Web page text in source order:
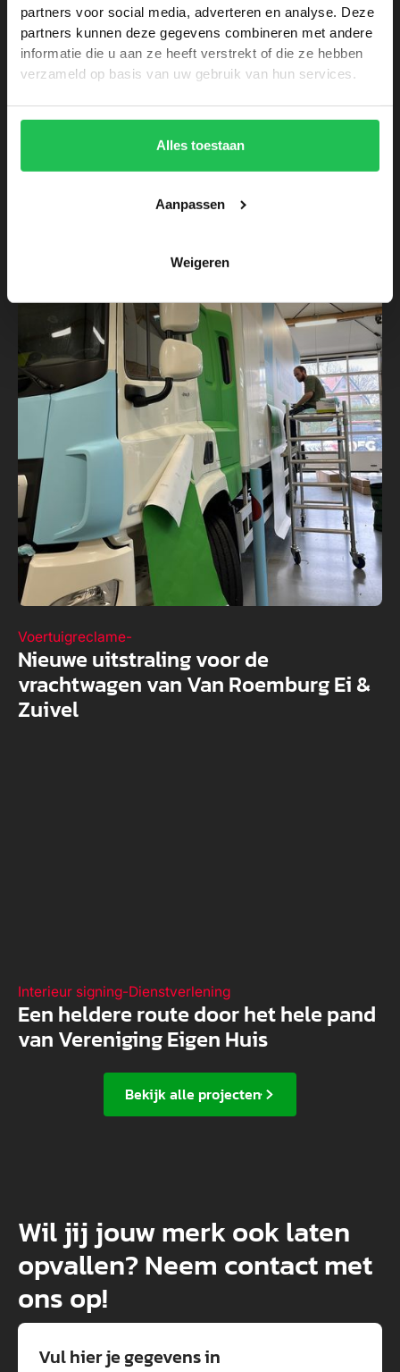
partners voor social media, adverteren en analyse. Deze
partners kunnen deze gegevens combineren met andere
informatie die u aan ze heeft verstrekt of die ze hebben
verzameld op basis van uw gebruik van hun services.
Alles toestaan
Aanpassen
Weigeren
Dienstverlening
Nieuwe voertuigbestickering voor
Voertuigreclame-
Nieuwe uitstraling voor de
vrachtwagen van Van Roemburg Ei &
Zuivel
Interieur signing-Dienstverlening
Een heldere route door het hele pand
van Vereniging Eigen Huis
Bekijk alle projecten
Wil jij jouw merk ook laten
opvallen? Neem contact met
ons op!
Vul hier je gegevens in